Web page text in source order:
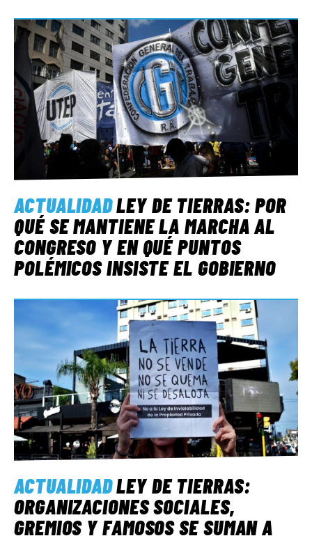
ACTUALIDADLEY DE TIERRAS: POR
QUÉ SE MANTIENE LA MARCHA AL
CONGRESO Y EN QUÉ PUNTOS
POLÉMICOS INSISTE EL GOBIERNO
ACTUALIDADLEY DE TIERRAS:
ORGANIZACIONES SOCIALES,
GREMIOS Y FAMOSOS SE SUMAN A